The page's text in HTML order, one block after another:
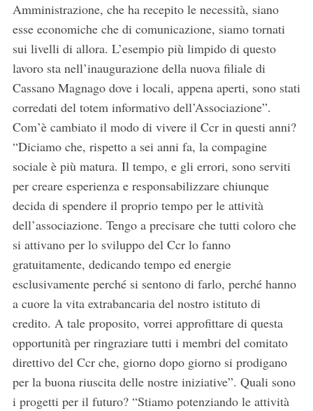
Amministrazione, che ha recepito le necessità, siano
esse economiche che di comunicazione, siamo tornati
sui livelli di allora. L’esempio più limpido di questo
lavoro sta nell’inaugurazione della nuova filiale di
Cassano Magnago dove i locali, appena aperti, sono stati
corredati del totem informativo dell’Associazione”.
Com’è cambiato il modo di vivere il Ccr in questi anni?
“Diciamo che, rispetto a sei anni fa, la compagine
sociale è più matura. Il tempo, e gli errori, sono serviti
per creare esperienza e responsabilizzare chiunque
decida di spendere il proprio tempo per le attività
dell’associazione. Tengo a precisare che tutti coloro che
si attivano per lo sviluppo del Ccr lo fanno
gratuitamente, dedicando tempo ed energie
esclusivamente perché si sentono di farlo, perché hanno
a cuore la vita extrabancaria del nostro istituto di
credito. A tale proposito, vorrei approfittare di questa
opportunità per ringraziare tutti i membri del comitato
direttivo del Ccr che, giorno dopo giorno si prodigano
per la buona riuscita delle nostre iniziative”. Quali sono
i progetti per il futuro? “Stiamo potenziando le attività